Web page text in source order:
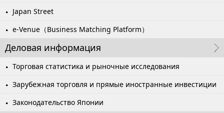
Japan Street
e-Venue（Business Matching Platform）
Деловая информация
Торговая статистика и рыночные исследования
Зарубежная торговля и прямые иностранные инвестиции
Законодательство Японии